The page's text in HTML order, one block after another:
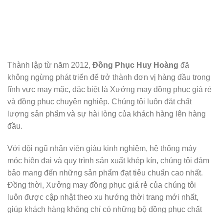
Thành lập từ năm 2012, Đồng Phục Huy Hoàng đã
không ngừng phát triển để trở thành đơn vị hàng đầu trong
lĩnh vực may mặc, đặc biệt là Xưởng may đồng phục giá rẻ
và đồng phục chuyên nghiệp. Chúng tôi luôn đặt chất
lượng sản phẩm và sự hài lòng của khách hàng lên hàng
đầu.
Với đội ngũ nhân viên giàu kinh nghiệm, hệ thống máy
móc hiện đại và quy trình sản xuất khép kín, chúng tôi đảm
bảo mang đến những sản phẩm đạt tiêu chuẩn cao nhất.
Đồng thời, Xưởng may đồng phục giá rẻ của chúng tôi
luôn được cập nhật theo xu hướng thời trang mới nhất,
giúp khách hàng không chỉ có những bộ đồng phục chất